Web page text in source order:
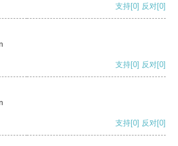
支持[0] 反对[0]
支持[0] 反对[0]
支持[0] 反对[0]